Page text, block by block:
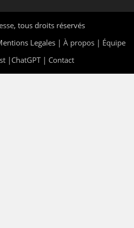
, tous droits réservés
Legales | À propos | Équipe
| ChatGPT| Contact